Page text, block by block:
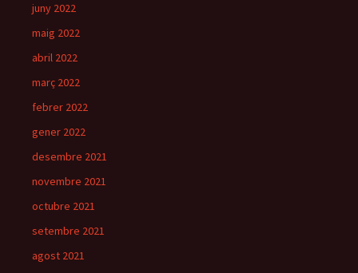
juny 2022
maig 2022
abril 2022
març 2022
febrer 2022
gener 2022
desembre 2021
novembre 2021
octubre 2021
setembre 2021
agost 2021